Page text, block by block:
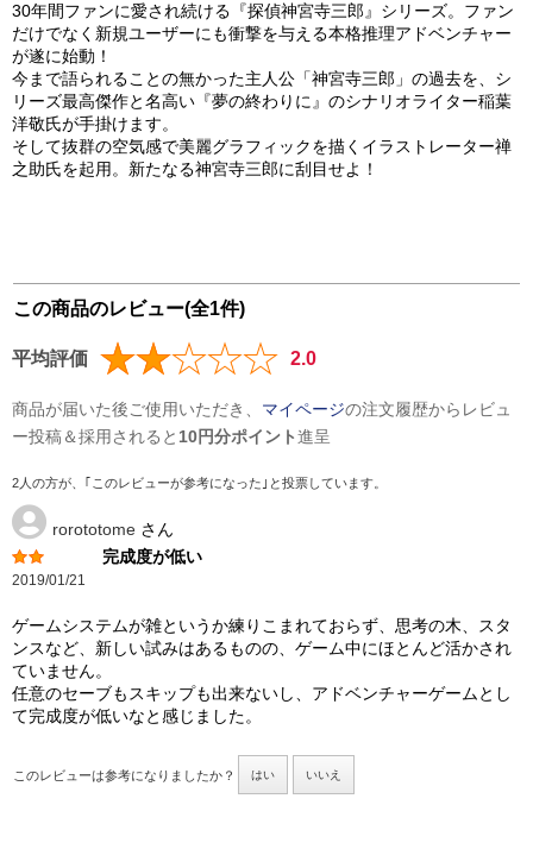
30年間ファンに愛され続ける『探偵神宮寺三郎』シリーズ。ファン
だけでなく新規ユーザーにも衝撃を与える本格推理アドベンチャー
が遂に始動！
今まで語られることの無かった主人公「神宮寺三郎」の過去を、シ
リーズ最高傑作と名高い『夢の終わりに』のシナリオライター稲葉
洋敬氏が手掛けます。
そして抜群の空気感で美麗グラフィックを描くイラストレーター禅
之助氏を起用。新たなる神宮寺三郎に刮目せよ！
この商品のレビュー(全1件)
平均評価 2.0
商品が届いた後ご使用いただき、 マイページの注文履歴からレビュ
ー投稿＆採用されると 10円分ポイント進呈
2人の方が、｢このレビューが参考になった｣と投票しています。
rorototome さん
完成度が低い
2019/01/21
ゲームシステムが雑というか練りこまれておらず、思考の木、スタ
ンスなど、新しい試みはあるものの、ゲーム中にほとんど活かされ
ていません。
任意のセーブもスキップも出来ないし、アドベンチャーゲームとし
て完成度が低いなと感じました。
このレビューは参考になりましたか？ はい いいえ